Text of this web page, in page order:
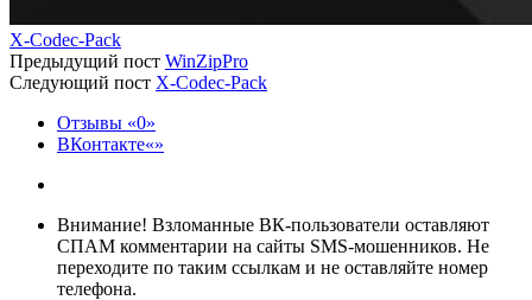
X-Codec-Pack
Предыдущий пост WinZipPro
Следующий пост X-Codec-Pack
Отзывы
0
ВКонтакте
Внимание! Взломанные ВК-пользователи оставляют
СПАМ комментарии на сайты SMS-мошенников. Не
переходите по таким ссылкам и не оставляйте номер
телефона.